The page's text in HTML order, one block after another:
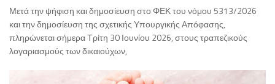
Μετά την ψήφιση και δημοσίευση στο ΦΕΚ του νόμου 5313/2026
και την δημοσίευση της σχετικής Υπουργικής Απόφασης,
πληρώνεται σήμερα Τρίτη 30 Ιουνίου 2026, στους τραπεζικούς
λογαριασμούς των δικαιούχων,